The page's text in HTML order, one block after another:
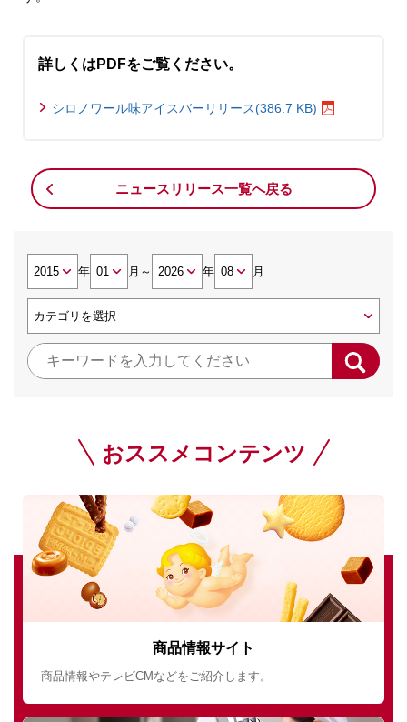
詳しくはPDFをご覧ください。
シロノワール味アイスバーリリース(386.7 KB)
ニュースリリース一覧へ戻る
年 月 ～ 年 月
おススメコンテンツ
商品情報サイト
商品情報やテレビCMなどをご紹介します。